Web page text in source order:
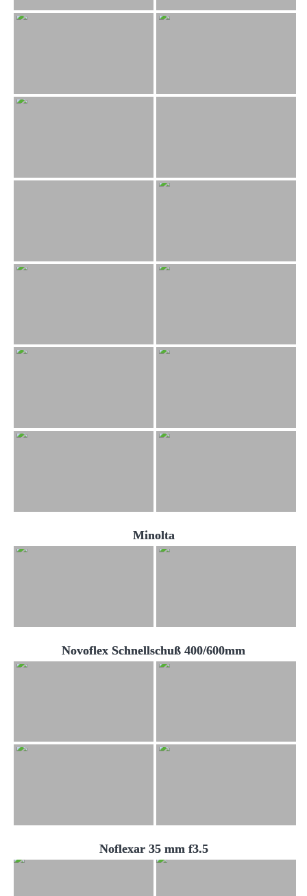
Minolta
Novoflex Schnellschuß 400/600mm
Noflexar 35 mm f3.5